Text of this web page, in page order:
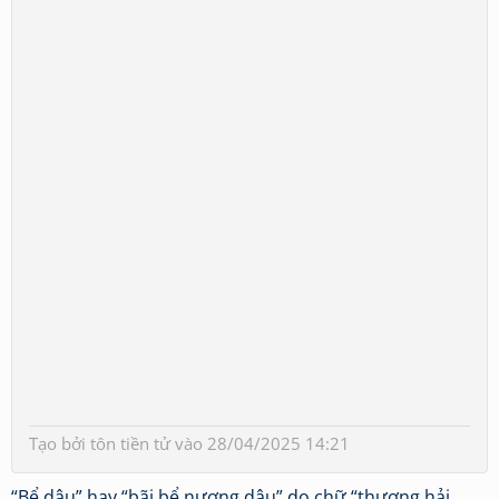
Tạo bởi tôn tiền tửvào 28/04/2025 14:21